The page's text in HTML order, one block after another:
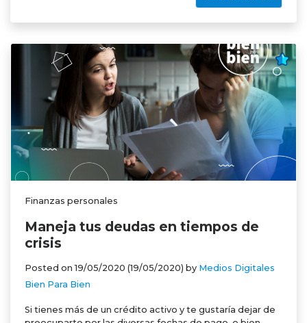
Finanzas personales
Maneja tus deudas en tiempos de
crisis
Posted on19/05/2020 (19/05/2020) by Medios Digitales
Bien Para Bien
Si tienes más de un crédito activo y te gustaría dejar de